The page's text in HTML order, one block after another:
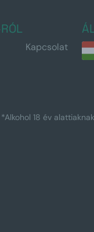
Kapcsolat
*Alkohol 18 év